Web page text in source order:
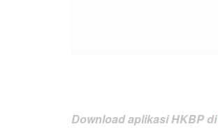
Download aplikasi HKBP di